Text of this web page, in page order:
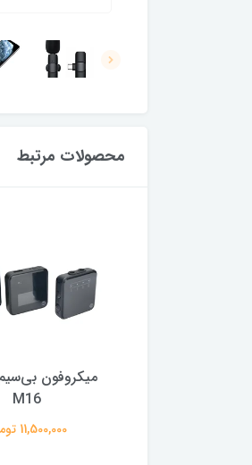
محصولات مرتبط
میکروفون
M16
11,500,000 تومان